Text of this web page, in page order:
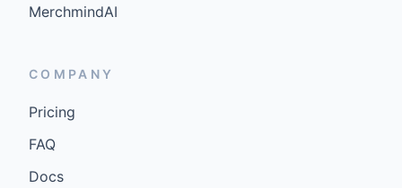
MerchmindAI
COMPANY
Pricing
FAQ
Docs